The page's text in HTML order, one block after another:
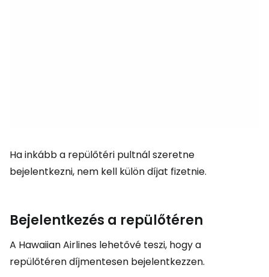
Ha inkább a repülőtéri pultnál szeretne
bejelentkezni, nem kell külön díjat fizetnie.
Bejelentkezés a repülőtéren
A Hawaiian Airlines lehetővé teszi, hogy a
repülőtéren díjmentesen bejelentkezzen.